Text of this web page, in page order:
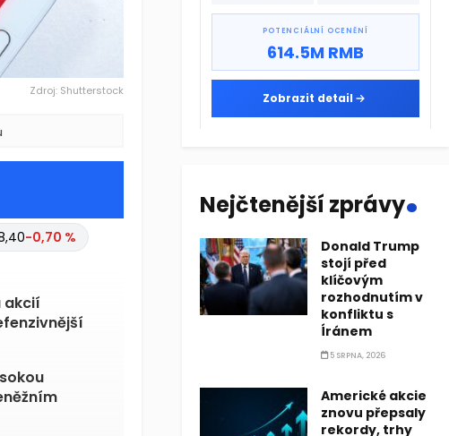
Zdroj: Shutterstock
-0,69 %
akcií
POTENCIÁLNÍ OCENĚNÍ
614.5M RMB
Zobrazit detail
Nejčtenější zprávy.
Donald Trump
stojí před
klíčovým
rozhodnutím v
konfliktu s
Íránem
5 SRPNA, 2026
Americké akcie
znovu přepsaly
rekordy, trhy